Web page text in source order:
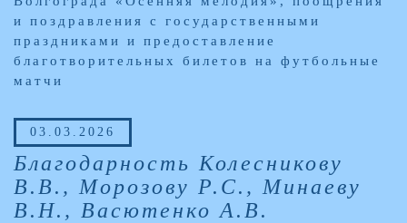
и поздравления с государственными
праздниками и предоставление
благотворительных билетов на футбольные
матчи
03.03.2026
Благодарность Колесникову
В.В., Морозову Р.С., Минаеву
В.Н., Васютенко А.В.